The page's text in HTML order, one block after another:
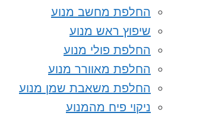
החלפת מחשב מנוע
שיפוץ ראש מנוע
החלפת פולי מנוע
החלפת מאוורר מנוע
החלפת משאבת שמן מנוע
ניקוי פיח מהמנוע